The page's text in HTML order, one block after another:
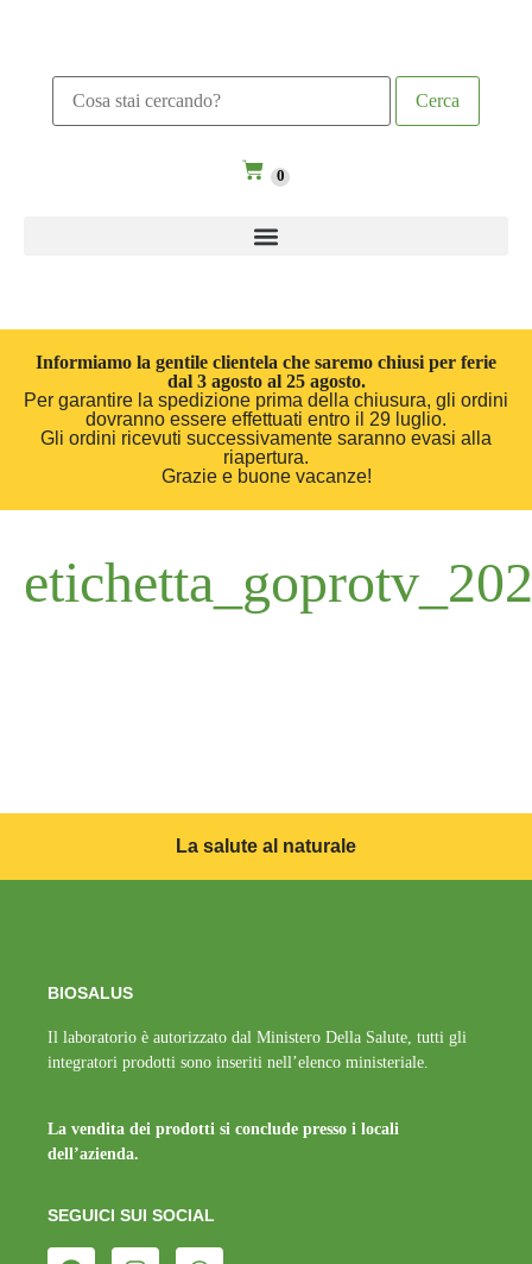
0
Informiamo la gentile clientela che saremo chiusi per ferie
dal 3 agosto al 25 agosto.
Per garantire la spedizione prima della chiusura, gli ordini
dovranno essere effettuati entro il 29 luglio.
Gli ordini ricevuti successivamente saranno evasi alla
riapertura.
Grazie e buone vacanze!
La salute al naturale
BIOSALUS
Il laboratorio è autorizzato dal Ministero Della Salute, tutti gli
integratori prodotti sono inseriti nell’elenco ministeriale.
La vendita dei prodotti si conclude presso i locali
dell’azienda.
SEGUICI SUI SOCIAL